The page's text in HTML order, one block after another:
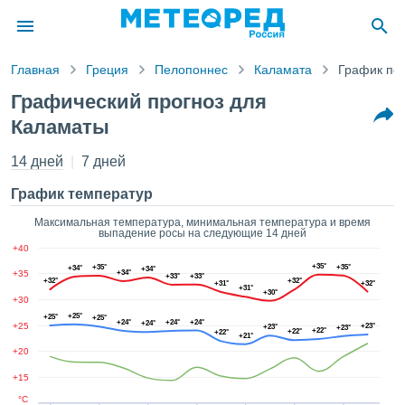
Вы можете
к этому
файлы
Главная Греция Пелопоннес Каламата График
Графический прогноз для
Каламаты
14 дней 7 дней
График температур
Максимальная температура, минимальная температура и время
выпадение росы на следующие 14 дней
+15
+20
+25
+30
+35
+40
°C
+32°
+34° +35°
+34°
+34°
+33°
+33°
+31°
+31°
+30°
+32°
+35°
+35°
+32°
+25° +25° +25°
+24° +24° +24°
+24°
+22°
+21°
+23°
+22° +22° +23° +23°